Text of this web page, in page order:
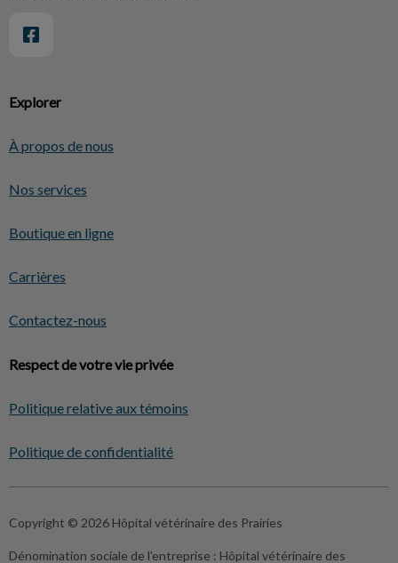
Explorer
À propos de nous
Nos services
Boutique en ligne
Carrières
Contactez-nous
Respect de votre vie privée
Politique relative aux témoins
Politique de confidentialité
Copyright © 2026 Hôpital vétérinaire des Prairies
Dénomination sociale de l'entreprise : Hôpital vétérinaire des